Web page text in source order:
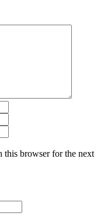
this browser for the next